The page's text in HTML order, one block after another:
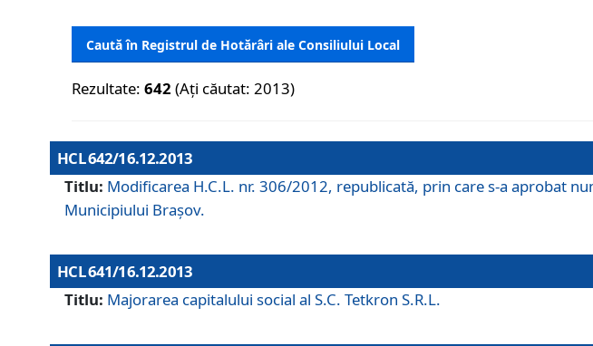
Caută în Registrul de Hotărâri ale Consiliului Local
Rezultate:642 (Ați căutat: 2013)
HCL 642/16.12.2013
Titlu: Modificarea H.C.L. nr. 306/2012, republicată, prin care s-a aprobat
Municipiului Braşov.
HCL 641/16.12.2013
Titlu: Majorarea capitalului social al S.C. Tetkron S.R.L.